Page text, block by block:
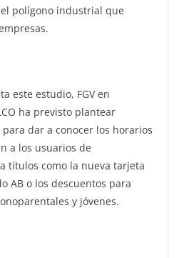
polígono industrial que
este estudio, FGV en
ha previsto plantear
dar a conocer los horarios
a los usuarios de
títulos como la nueva tarjeta
AB o los descuentos para
y jóvenes.